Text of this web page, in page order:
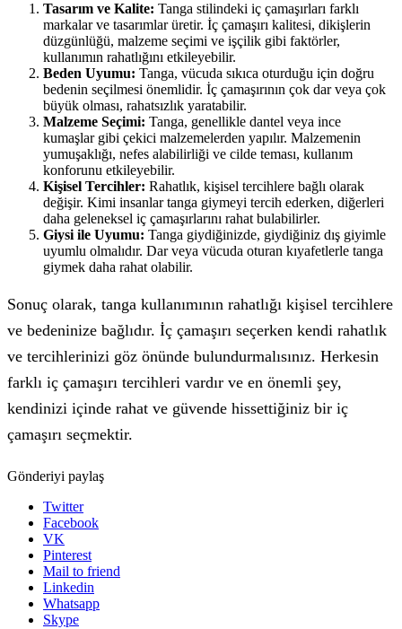
Tasarım ve Kalite: Tanga stilindeki iç çamaşırları farklı
markalar ve tasarımlar üretir. İç çamaşırı kalitesi, dikişlerin
düzgünlüğü, malzeme seçimi ve işçilik gibi faktörler,
kullanımın rahatlığını etkileyebilir.
Beden Uyumu: Tanga, vücuda sıkıca oturduğu için doğru
bedenin seçilmesi önemlidir. İç çamaşırının çok dar veya çok
büyük olması, rahatsızlık yaratabilir.
Malzeme Seçimi: Tanga, genellikle dantel veya ince
kumaşlar gibi çekici malzemelerden yapılır. Malzemenin
yumuşaklığı, nefes alabilirliği ve cilde teması, kullanım
konforunu etkileyebilir.
Kişisel Tercihler: Rahatlık, kişisel tercihlere bağlı olarak
değişir. Kimi insanlar tanga giymeyi tercih ederken, diğerleri
daha geleneksel iç çamaşırlarını rahat bulabilirler.
Giysi ile Uyumu: Tanga giydiğinizde, giydiğiniz dış giyimle
uyumlu olmalıdır. Dar veya vücuda oturan kıyafetlerle tanga
giymek daha rahat olabilir.
Sonuç olarak, tanga kullanımının rahatlığı kişisel tercihlere
ve bedeninize bağlıdır. İç çamaşırı seçerken kendi rahatlık
ve tercihlerinizi göz önünde bulundurmalısınız. Herkesin
farklı iç çamaşırı tercihleri vardır ve en önemli şey,
kendinizi içinde rahat ve güvende hissettiğiniz bir iç
çamaşırı seçmektir.
Gönderiyi paylaş
Twitter
Facebook
VK
Pinterest
Mail to friend
Linkedin
Whatsapp
Skype